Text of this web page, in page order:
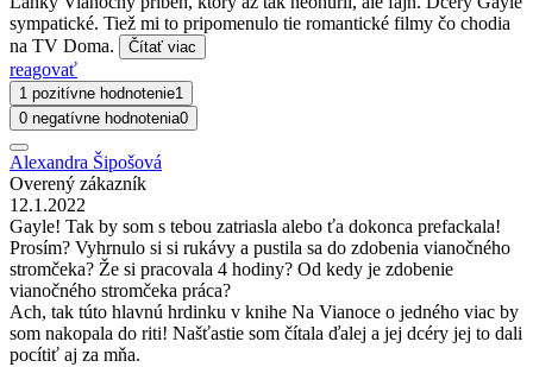
sympatické. Tiež mi to pripomenulo tie romantické filmy čo chodia
na TV Doma.
Čítať viac
reagovať
1 pozitívne hodnotenie1
0 negatívne hodnotenia0
Alexandra Šipošová
Overený zákazník
12.1.2022
Gayle! Tak by som s tebou zatriasla alebo ťa dokonca prefackala!
Prosím? Vyhrnulo si si rukávy a pustila sa do zdobenia vianočného
stromčeka? Že si pracovala 4 hodiny? Od kedy je zdobenie
vianočného stromčeka práca?
Ach, tak túto hlavnú hrdinku v knihe Na Vianoce o jedného viac by
som nakopala do riti! Našťastie som čítala ďalej a jej dcéry jej to dali
pocítiť aj za mňa.